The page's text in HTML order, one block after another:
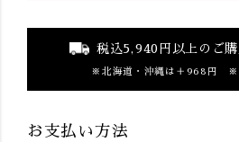
税込5,940円以上のご購
北海道・沖縄は＋968円 ※
お支払い方法